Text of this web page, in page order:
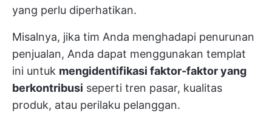
yang perlu diperhatikan.
Misalnya, jika tim Anda menghadapi penurunan
penjualan, Anda dapat menggunakan templat
ini untuk mengidentifikasi faktor-faktor yang
berkontribusi seperti tren pasar, kualitas
produk, atau perilaku pelanggan.